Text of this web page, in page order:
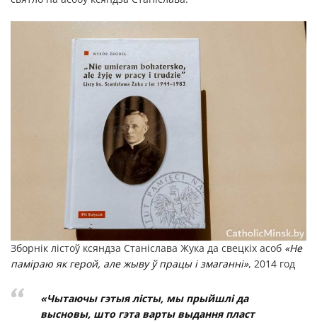
Зборнік лістоў ксяндза Станіслава Жука да свецкіх асоб «Не
паміраю як герой, але жыву ў працы і змаганні», 2014 год
«Чытаючы гэтыя лісты, мы прыйшлі да
высновы, што гэта варты выдання пласт